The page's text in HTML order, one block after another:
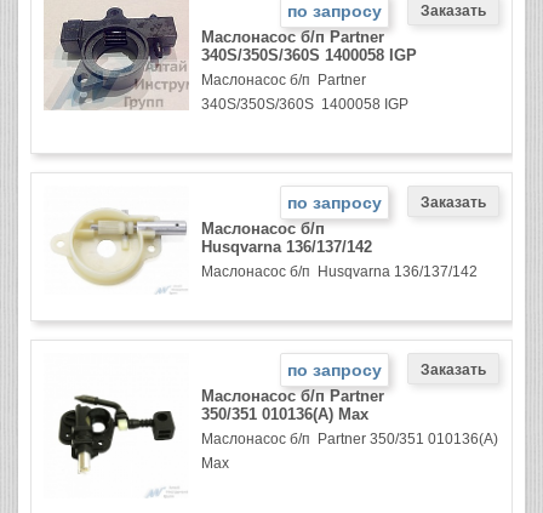
по запросу
Маслонасос б/п Partner
340S/350S/360S 1400058 IGP
Маслонасос б/п Partner
340S/350S/360S 1400058 IGP
по запросу
Маслонасос б/п
Husqvarna 136/137/142
Маслонасос б/п Husqvarna 136/137/142
по запросу
Маслонасос б/п Partner
350/351 010136(A) Max
Маслонасос б/п Partner 350/351 010136(A)
Max